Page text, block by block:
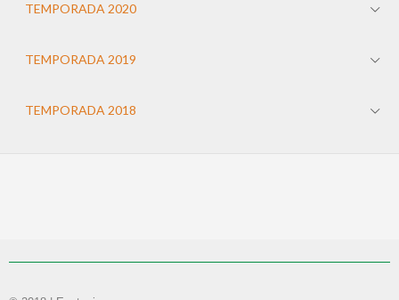
TEMPORADA 2020
TEMPORADA 2019
TEMPORADA 2018